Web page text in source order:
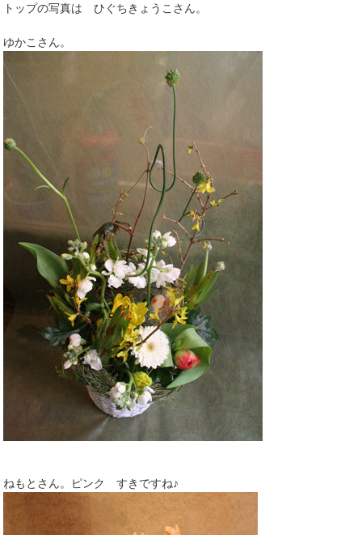
トップの写真は ひぐちきょうこさん。
ゆかこさん。
ねもとさん。ピンク すきですね♪